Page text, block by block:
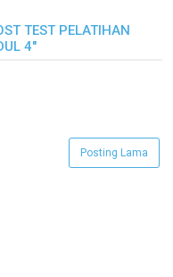
TEST PELATIHAN
4"
Posting Lama